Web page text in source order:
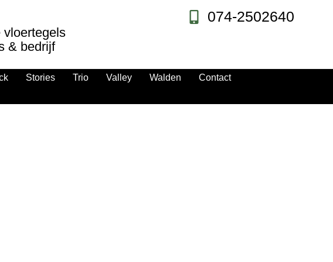
vloertegels
& bedrijf
074-2502640
Stories Trio Valley Walden Contact